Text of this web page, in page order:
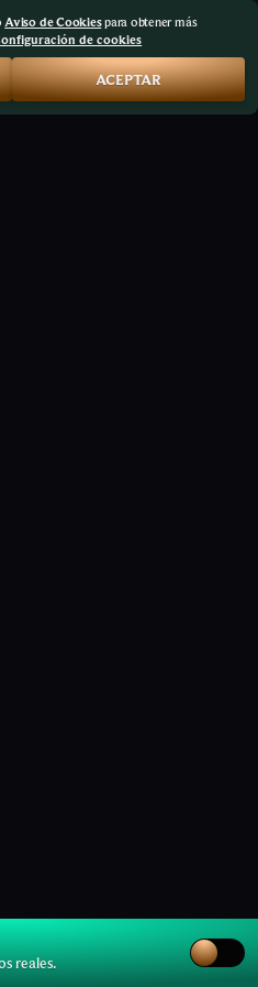
reales.
Aviso de Cookiespara obtener más
de cookies
ACEPTAR